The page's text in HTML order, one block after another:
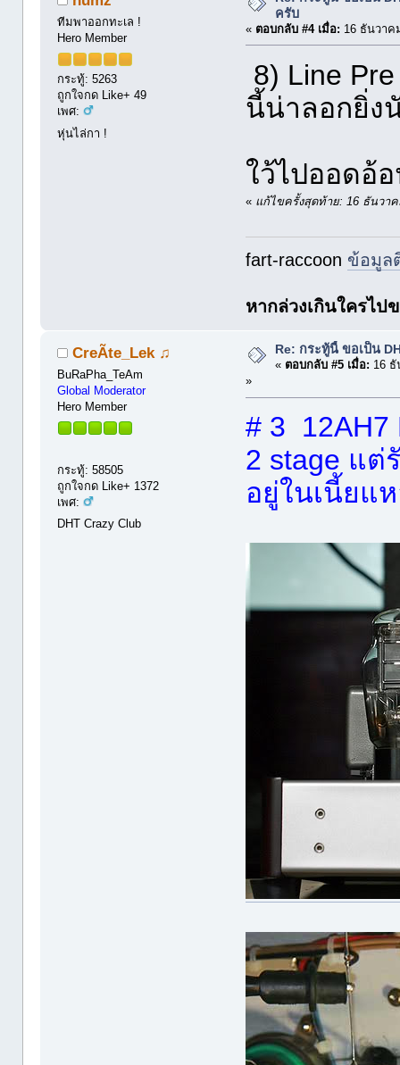
ทีมพาออกทะเล !
Hero Member
กระทู้: 5263
ถูกใจกด Like+ 49
เพศ:
หุ่นไล่กา !
ครับ
« ตอบกลับ #4 เมื่อ: 16 ธันวาค
8) Line
นี้น่าลอกยิ่ง
ใว้ไปออดอ้
« แก้ไขครั้งสุดท้าย: 16 ธันวาค
fart-raccoon ข้อมูล
หากล่วงเกินใครไป
CreÃte_Lek ♫
BuRaPha_TeAm
Global Moderator
Hero Member
กระทู้: 58505
ถูกใจกด Like+ 1372
เพศ:
DHT Crazy Club
Re: กระทู้นี้ ขอเป็น
« ตอบกลับ #5 เมื่อ: 16 ธั
»
# 3 12AH7
2 stage แต่
อยู่ในเนี้ยแ